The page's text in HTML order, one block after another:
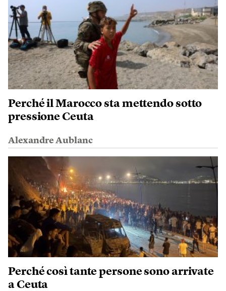
Perché il Marocco sta mettendo sotto
pressione Ceuta
Alexandre Aublanc
Perché così tante persone sono arrivate
a Ceuta